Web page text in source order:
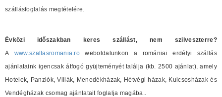
szállásfoglalás megtételére.
Évközi időszakban keres szállást, nem szilveszterre?
A www.szallasromania.ro weboldalunkon a romániai erdélyi szállás
ajánlataink igencsak átfogó gyüjteményét találja (kb. 2500 ajánlat), amely
Hotelek, Panziók, Villák, Menedékházak, Hétvégi házak, Kulcsosházak és
Vendégházak csomag ajánlatait foglalja magába..